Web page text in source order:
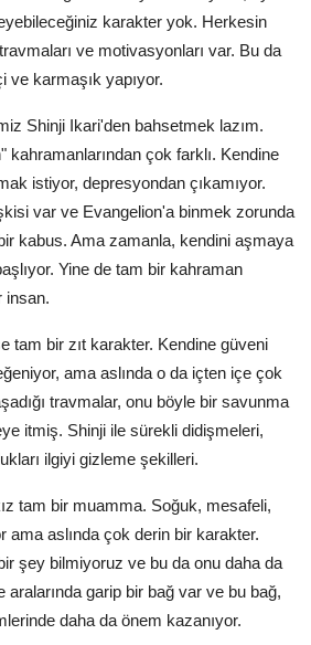
karakter yok. Herkesin
ve motivasyonları var. Bu da
ve karmaşık yapıyor.
Shinji Ikari'den bahsetmek lazım.
kahramanlarından çok farklı. Kendine
istiyor, depresyondan çıkamıyor.
var ve Evangelion'a binmek zorunda
kabus. Ama zamanla, kendini aşmaya
Yine de tam bir kahraman
insan.
tam bir zıt karakter. Kendine güveni
ama aslında o da içten içe çok
travmalar, onu böyle bir savunma
itmiş. Shinji ile sürekli didişmeleri,
ilgiyi gizleme şekilleri.
tam bir muamma. Soğuk, mesafeli,
ama aslında çok derin bir karakter.
şey bilmiyoruz ve bu da onu daha da
aralarında garip bir bağ var ve bu bağ,
daha da önem kazanıyor.